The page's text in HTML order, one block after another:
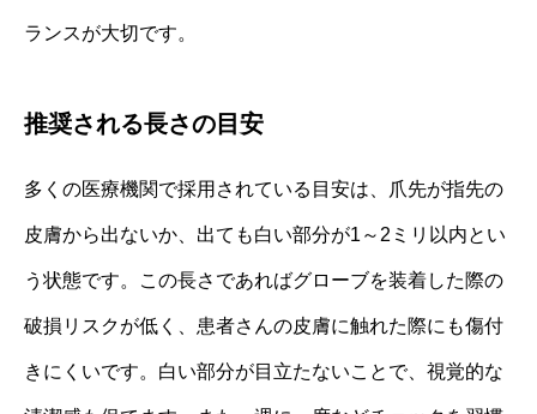
ランスが大切です。
推奨される長さの目安
多くの医療機関で採用されている目安は、爪先が指先の
皮膚から出ないか、出ても白い部分が1～2ミリ以内とい
う状態です。この長さであればグローブを装着した際の
破損リスクが低く、患者さんの皮膚に触れた際にも傷付
きにくいです。白い部分が目立たないことで、視覚的な